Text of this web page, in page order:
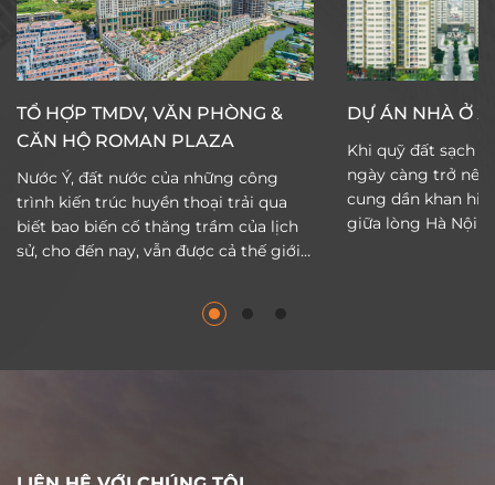
TỔ HỢP TMDV, VĂN PHÒNG &
CĂN HỘ ROMAN PLAZA
Nước Ý, đất nước của những công
trình kiến trúc huyền thoại trải qua
biết bao biến cố thăng trầm của lịch
sử, cho đến nay, vẫn được cả thế giới
cảm hứng vô tận để những người Hải
Phát hiện thực hoá giấc mơ Rome
vượt lên trên mọi giới hạn của những
DỰ ÁN NHÀ Ở
Khi quỹ đất sạch
ngày càng trở nên
cung dần khan
giữa lòng Hà Nội
mang đến cơ hội